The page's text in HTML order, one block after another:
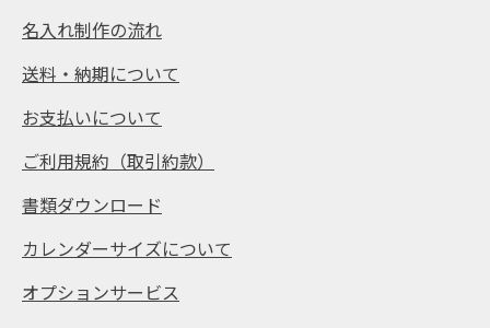
名入れ制作の流れ
送料・納期について
お支払いについて
ご利用規約（取引約款）
書類ダウンロード
カレンダーサイズについて
オプションサービス